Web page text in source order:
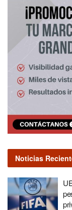
Noticias